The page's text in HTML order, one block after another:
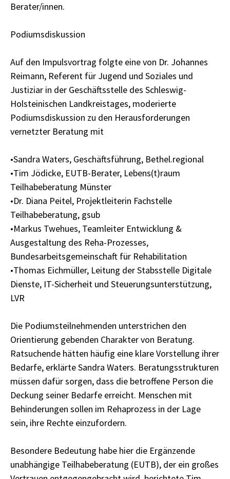
Berater/innen.
Podiumsdiskussion
Auf den Impulsvortrag folgte eine von Dr. Johannes
Reimann, Referent für Jugend und Soziales und
Justiziar in der Geschäftsstelle des Schleswig-
Holsteinischen Landkreistages, moderierte
Podiumsdiskussion zu den Herausforderungen
vernetzter Beratung mit
•Sandra Waters, Geschäftsführung, Bethel.regional
•Tim Jödicke, EUTB-Berater, Lebens(t)raum
Teilhabeberatung Münster
•Dr. Diana Peitel, Projektleiterin Fachstelle
Teilhabeberatung, gsub
•Markus Twehues, Teamleiter Entwicklung &
Ausgestaltung des Reha-Prozesses,
Bundesarbeitsgemeinschaft für Rehabilitation
•Thomas Eichmüller, Leitung der Stabsstelle Digitale
Dienste, IT-Sicherheit und Steuerungsunterstützung,
LVR
Die Podiumsteilnehmenden unterstrichen den
Orientierung gebenden Charakter von Beratung.
Ratsuchende hätten häufig eine klare Vorstellung ihrer
Bedarfe, erklärte Sandra Waters. Beratungsstrukturen
müssen dafür sorgen, dass die betroffene Person die
Deckung seiner Bedarfe erreicht. Menschen mit
Behinderungen sollen im Rehaprozess in der Lage
sein, ihre Rechte einzufordern.
Besondere Bedeutung habe hier die Ergänzende
unabhängige Teilhabeberatung (EUTB), der ein großes